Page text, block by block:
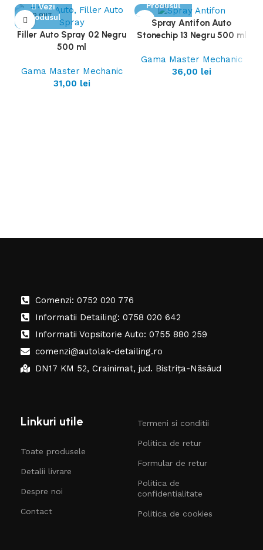
SOLD OUT
Vezi
Produsul
Filler Auto Spray 02 Negru
500 ml
Gama Master Mechanic
31,00 lei
Produsul
Spray Antifon Auto
Stonechip 13 Negru 500 ml
Gama Master Mechanic
36,00 lei
Comenzi: 0752 020 776
Informatii Detailing: 0758 020 642
Informatii Vopsitorie Auto: 0755 880 259
comenzi@autolak-detailing.ro
DN17 KM 52, Crainimat, jud. Bistrița-Năsăud
Linkuri utile
Toate produsele
Detalii livrare
Despre noi
Contact
Termeni si conditii
Politica de retur
Formular de retur
Politica de
confidentialitate
Politica de cookies